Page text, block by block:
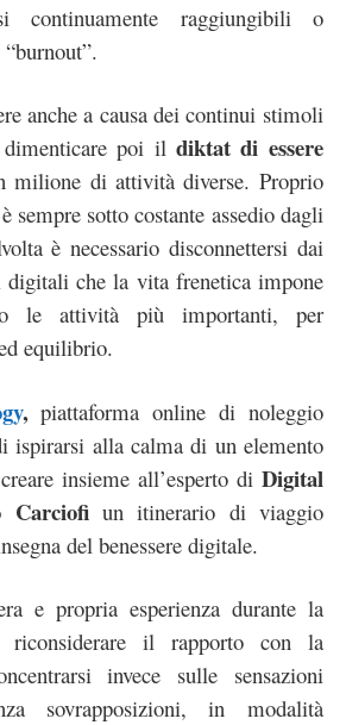
continuamente raggiungibili o
anche a causa dei continui stimoli
dimenticare poi ildiktat di essere
milione di attività diverse. Proprio
sempre sotto costante assedio dagli
è necessario disconnettersi dai
digitali che la vita frenetica impone
le attività più importanti, per
equilibrio.
, piattaforma online di noleggio
ispirarsi alla calma di un elemento
insieme all’esperto di Digital
Carciofiun itinerario di viaggio
del benessere digitale.
e propria esperienza durante la
riconsiderare il rapporto con la
invece sulle sensazioni
sovrapposizioni, in modalità